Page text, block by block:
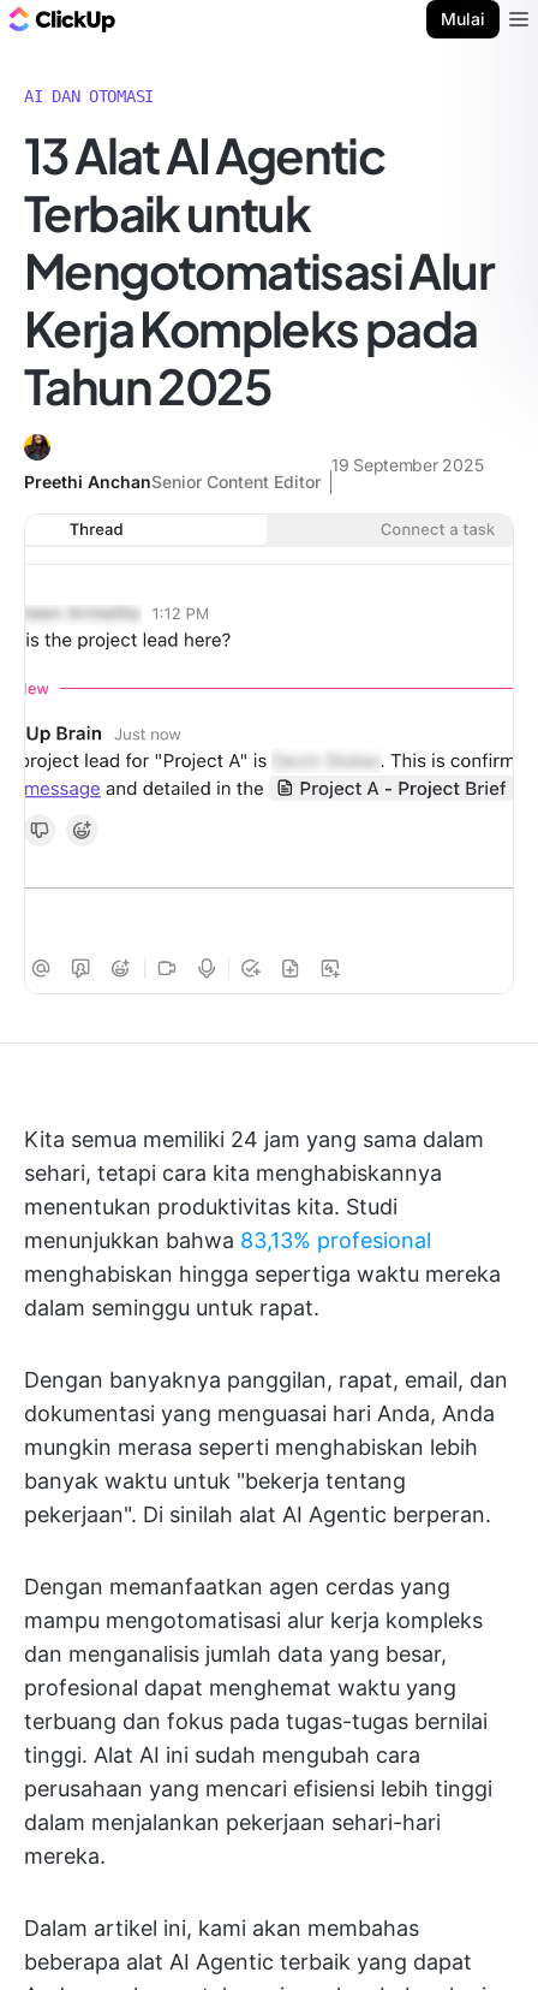
Mulai
AI DAN OTOMASI
13 Alat AI Agentic
Terbaik untuk
Mengotomatisasi Alur
Kerja Kompleks pada
Tahun 2025
Preethi AnchanSenior Content Editor
19 September 2025
Kita semua memiliki 24 jam yang sama dalam
sehari, tetapi cara kita menghabiskannya
menentukan produktivitas kita. Studi
menunjukkan bahwa 83,13% profesional
menghabiskan hingga sepertiga waktu mereka
dalam seminggu untuk rapat.
Dengan banyaknya panggilan, rapat, email, dan
dokumentasi yang menguasai hari Anda, Anda
mungkin merasa seperti menghabiskan lebih
banyak waktu untuk "bekerja tentang
pekerjaan". Di sinilah alat AI Agentic berperan.
Dengan memanfaatkan agen cerdas yang
mampu mengotomatisasi alur kerja kompleks
dan menganalisis jumlah data yang besar,
profesional dapat menghemat waktu yang
terbuang dan fokus pada tugas-tugas bernilai
tinggi. Alat AI ini sudah mengubah cara
perusahaan yang mencari efisiensi lebih tinggi
dalam menjalankan pekerjaan sehari-hari
mereka.
Dalam artikel ini, kami akan membahas
beberapa alat AI Agentic terbaik yang dapat